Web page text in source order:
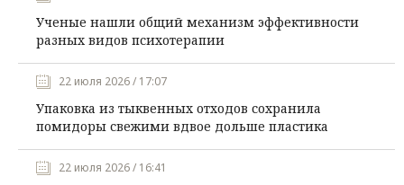
Ученые нашли общий механизм эффективности
разных видов психотерапии
22 июля 2026 / 17:07
Упаковка из тыквенных отходов сохранила
помидоры свежими вдвое дольше пластика
22 июля 2026 / 16:41